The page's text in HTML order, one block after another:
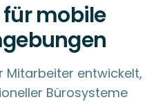
mobile
Mitarbeiter entwickelt,
Bürosysteme